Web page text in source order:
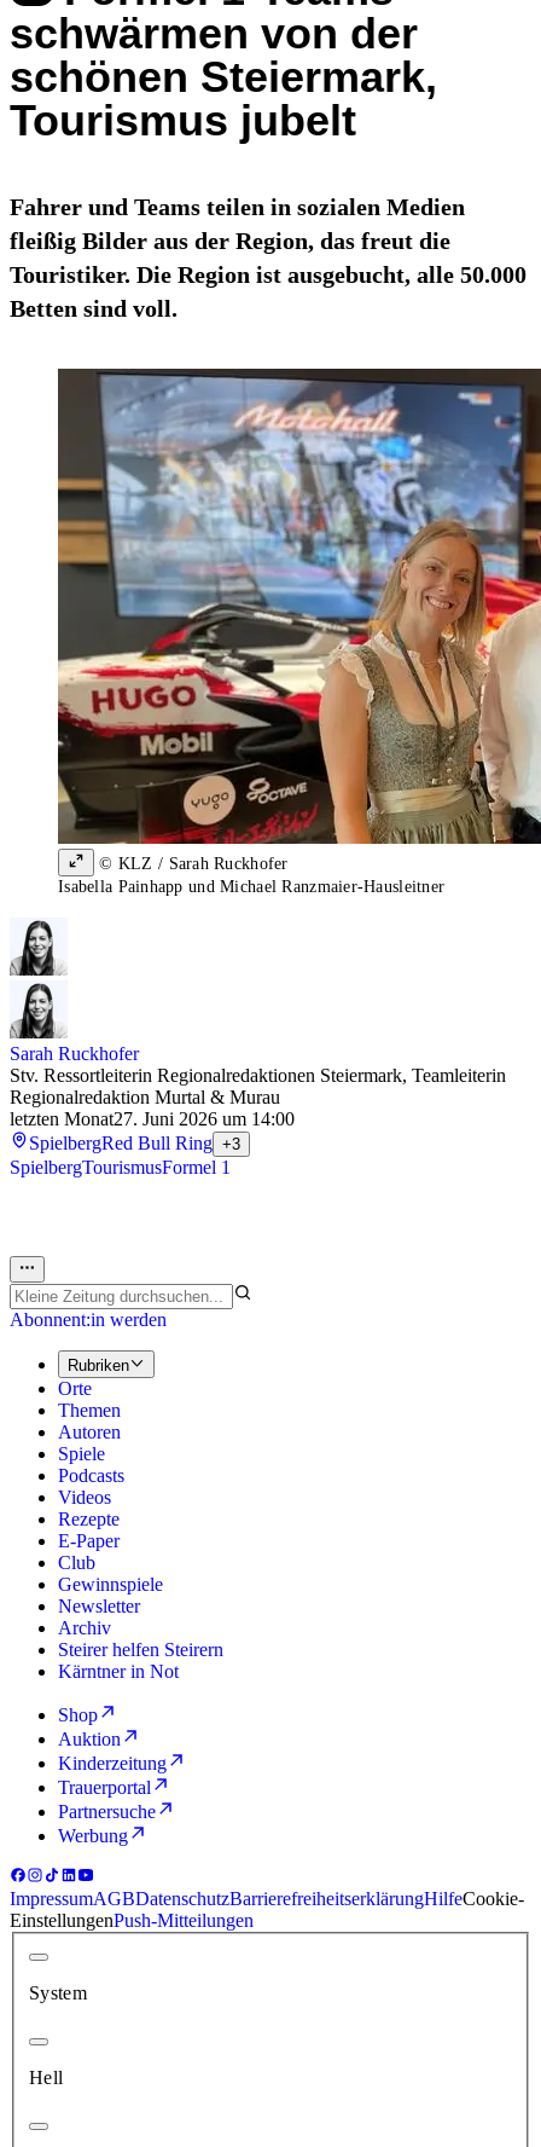
schwärmen von der
schönen Steiermark,
Tourismus jubelt
Fahrer und Teams teilen in sozialen Medien
fleißig Bilder aus der Region, das freut die
Touristiker. Die Region ist ausgebucht, alle 50.000
Betten sind voll.
© KLZ / Sarah Ruckhofer
Isabella Painhapp und Michael Ranzmaier-Hausleitner
Sarah Ruckhofer
Stv. Ressortleiterin Regionalredaktionen Steiermark, Teamleiterin
Regionalredaktion Murtal & Murau
letzten Monat27. Juni 2026 um 14:00
SpielbergRed Bull Ring +3
SpielbergTourismusFormel 1
Abonnent:in werden
Rubriken
Orte
Themen
Autoren
Spiele
Podcasts
Videos
Rezepte
E-Paper
Club
Gewinnspiele
Newsletter
Archiv
Steirer helfen Steirern
Kärntner in Not
Shop
Auktion
Kinderzeitung
Trauerportal
Partnersuche
Werbung
ImpressumAGBDatenschutzBarrierefreiheitserklärungHilfeCookie-
EinstellungenPush-Mitteilungen
System
Hell